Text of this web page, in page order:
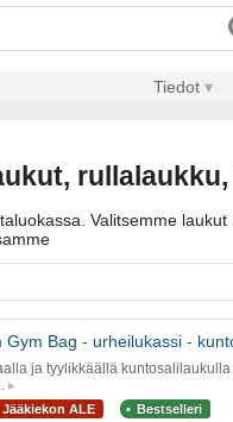
Tiedot
Valitsemme
Gym Bag - urheilukassi -
ja tyylikkäällä
Jääkiekon ALE Bestselleri